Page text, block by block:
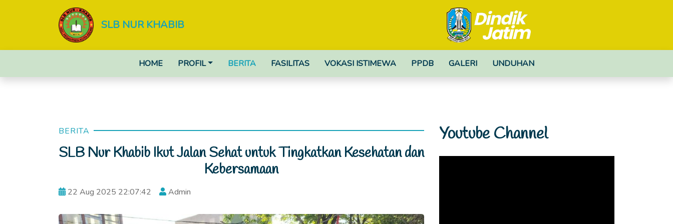
SLB NUR KHABIB
HOME PROFIL BERITA FASILITAS VOKASI ISTIMEWA PPDB GALERI UNDUHAN
BERITA
SLB Nur Khabib Ikut Jalan Sehat untuk Tingkatkan Kesehatan dan
Kebersamaan
22 Aug 2025 22:07:42 Admin
Youtube Channel